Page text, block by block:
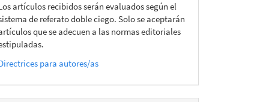
artículos recibidos serán evaluados según el
de referato doble ciego. Solo se aceptarán
que se adecuen a las normas editoriales
para autores/as